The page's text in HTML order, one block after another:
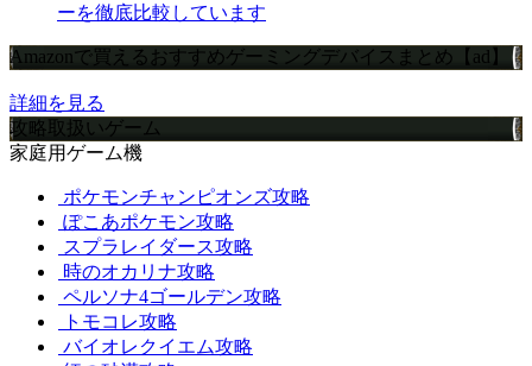
ーを徹底比較しています
Amazonで買えるおすすめゲーミングデバイスまとめ【ad】
詳細を見る
攻略取扱いゲーム
家庭用ゲーム機
ポケモンチャンピオンズ攻略
ぽこあポケモン攻略
スプラレイダース攻略
時のオカリナ攻略
ペルソナ4ゴールデン攻略
トモコレ攻略
バイオレクイエム攻略